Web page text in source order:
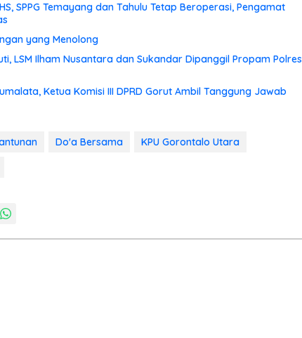
SPPG Temayang dan Tahulu Tetap Beroperasi, Pengamat
yang Menolong
LSM Ilham Nusantara dan Sukandar Dipanggil Propam Polres
Ketua Komisi III DPRD Gorut Ambil Tanggung Jawab
Do'a Bersama
KPU Gorontalo Utara